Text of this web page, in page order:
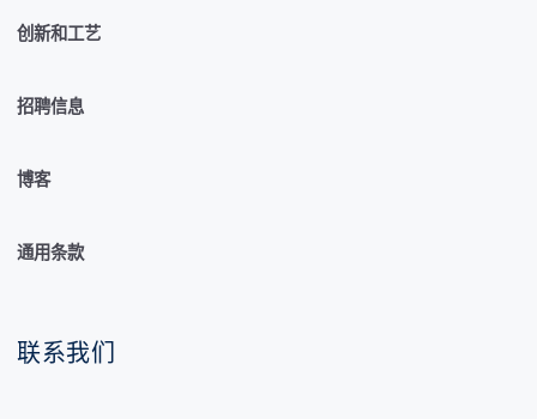
创新和工艺
招聘信息
博客
通用条款
联系我们